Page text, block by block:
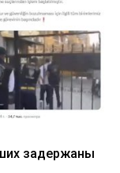
задержаны